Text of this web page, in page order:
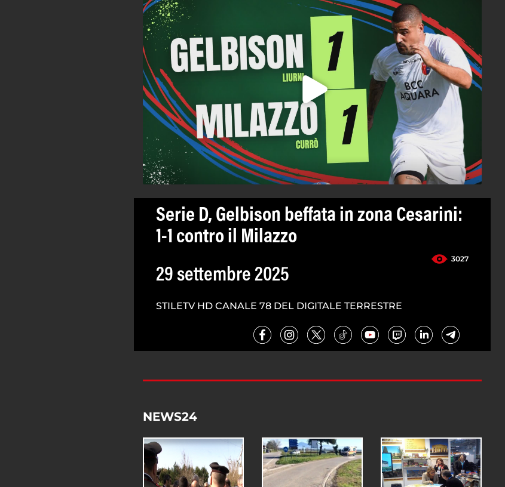
Serie D, Gelbison beffata in zona Cesarini:
1-1 contro il Milazzo
3027
29 settembre 2025
STILETV HD CANALE 78 DEL DIGITALE TERRESTRE
NEWS24